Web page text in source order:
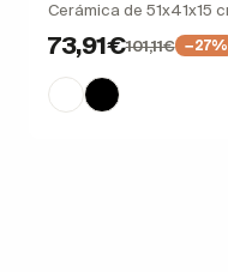
Cerámica de 51x41x15
73,91€101,11€ −27%